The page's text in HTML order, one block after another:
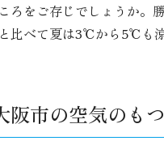
ろをご存じでしょうか
比べて夏は3℃から5℃も
市の空気のも